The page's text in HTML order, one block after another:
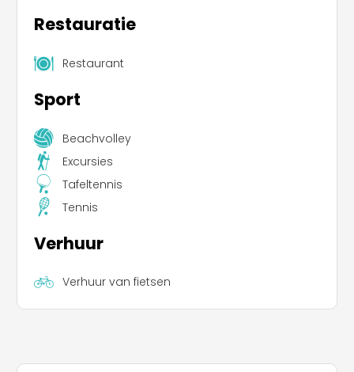
Restauratie
Restaurant
Sport
Beachvolley
Excursies
Tafeltennis
Tennis
Verhuur
Verhuur van fietsen